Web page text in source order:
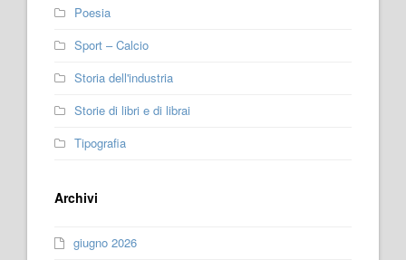
Poesia
Sport – Calcio
Storia dell'industria
Storie di libri e di librai
Tipografia
Archivi
giugno 2026